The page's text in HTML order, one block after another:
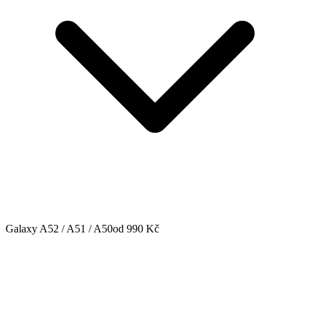
Galaxy A52 / A51 / A50od 990 Kč